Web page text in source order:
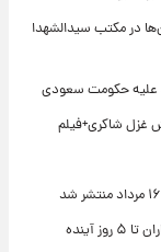
در مکتب سیدالشهدا
علیه حکومت سعودی
غزل شاکری+فیلم